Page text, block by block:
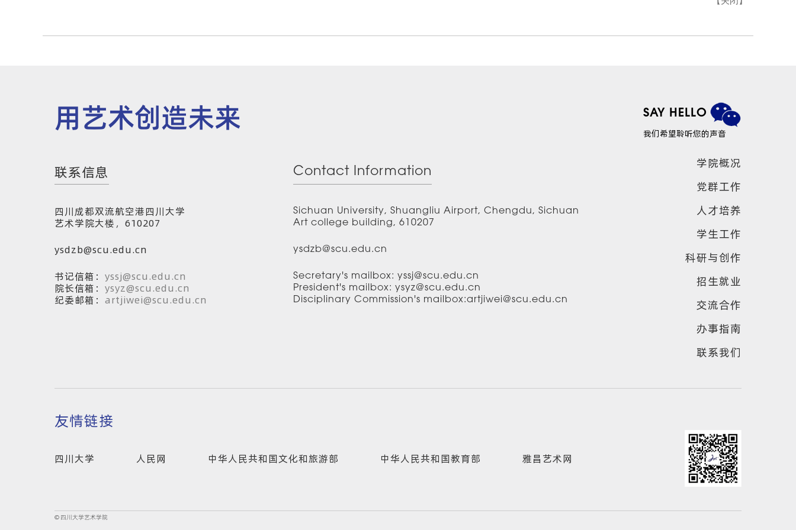
用艺术创造未来
联系信息
四川成都双流航空港四川大学
艺术学院大楼，610207
ysdzb@scu.edu.cn
书记信箱： yssj@scu.edu.cn
院长信箱： ysyz@scu.edu.cn
纪委邮箱： artjiwei@scu.edu.cn
Contact Information
Sichuan University, Shuangliu Airport, Chengdu, Sichuan
Art college building, 610207
ysdzb@scu.edu.cn
Secretary's mailbox: yssj@scu.edu.cn
President's mailbox: ysyz@scu.edu.cn
Disciplinary Commission's mailbox:artjiwei@scu.edu.cn
SAY HELLO
我们希望聆听您的声音
学院概况
党群工作
人才培养
学生工作
科研与创作
招生就业
交流合作
办事指南
联系我们
友情链接
四川大学 人民网 中华人民共和国文化和旅游部 中华人民共和国教育部 雅昌艺术网
© 四川大学艺术学院